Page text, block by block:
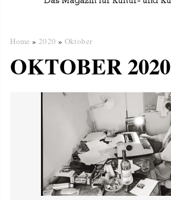
Home » 2020 » Oktober
OKTOBER 2020